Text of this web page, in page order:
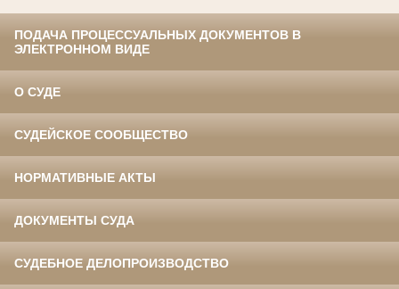
ПОДАЧА ПРОЦЕССУАЛЬНЫХ ДОКУМЕНТОВ В
ЭЛЕКТРОННОМ ВИДЕ
О СУДЕ
СУДЕЙСКОЕ СООБЩЕСТВО
НОРМАТИВНЫЕ АКТЫ
ДОКУМЕНТЫ СУДА
СУДЕБНОЕ ДЕЛОПРОИЗВОДСТВО